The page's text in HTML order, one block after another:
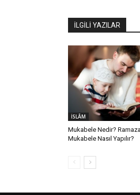
İLGİLİ YAZILAR
İSLÂM
Mukabele Nedir?
Mukabele Nasıl Yapılır?